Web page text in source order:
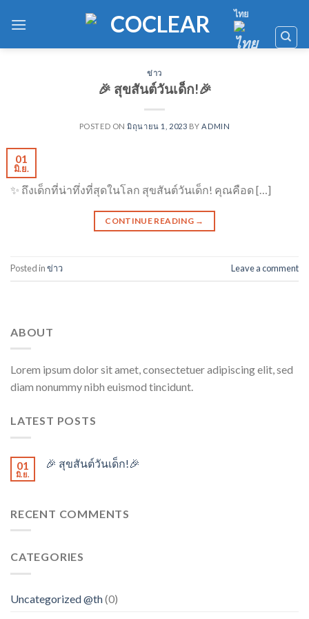
ไทย
ข่าว
🎉 สุขสันต์วันเด็ก!🎉
POSTED ONมิถุนายน 1, 2023 BY ADMIN
01
มิ.ย.
✨ ถึงเด็กที่น่าทึ่งที่สุดในโลก สุขสันต์วันเด็ก! คุณคือด […]
CONTINUE READING →
Posted inข่าว Leave a comment
ABOUT
Lorem ipsum dolor sit amet, consectetuer adipiscing elit, sed
diam nonummy nibh euismod tincidunt.
LATEST POSTS
01
มิ.ย.
🎉 สุขสันต์วันเด็ก!🎉
RECENT COMMENTS
CATEGORIES
Uncategorized @th(0)